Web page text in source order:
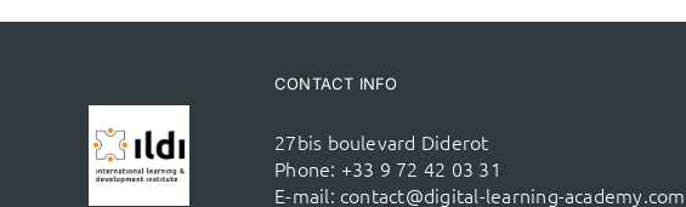
CONTACT INFO
27bis boulevard Diderot
Phone: +33 9 72 42 03 31
E-mail: contact@digital-learning-academy.com